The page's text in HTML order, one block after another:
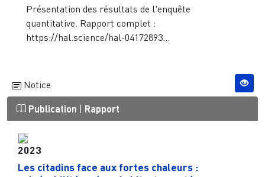
Présentation des résultats de l'enquête
quantitative. Rapport complet :
https://hal.science/hal-04172893...
Notice
Publication | Rapport
2023
Les citadins face aux fortes chaleurs :